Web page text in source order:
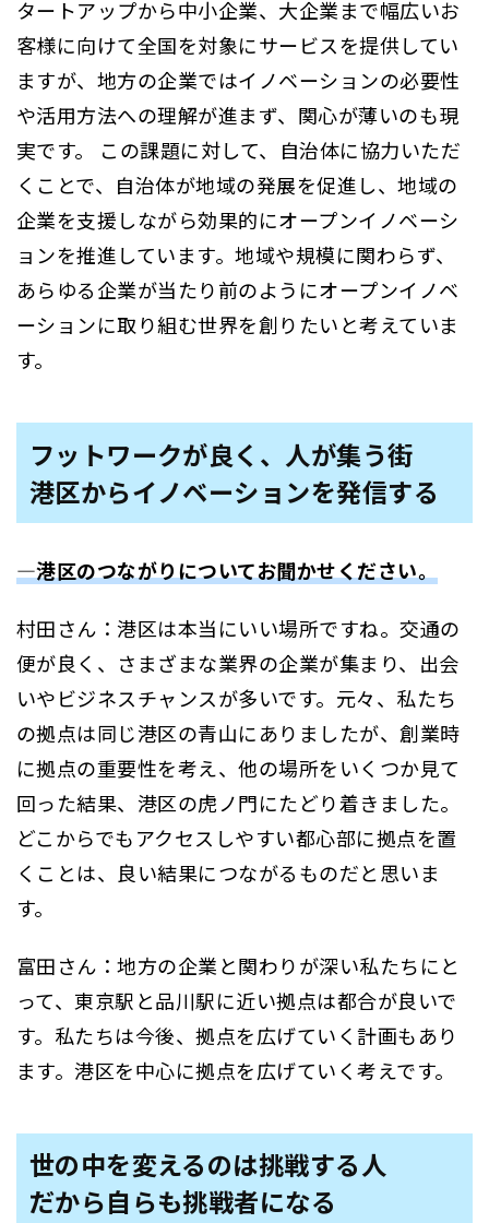
タートアップから中小企業、大企業まで幅広いお
客様に向けて全国を対象にサービスを提供してい
ますが、地方の企業ではイノベーションの必要性
や活用方法への理解が進まず、関心が薄いのも現
実です。 この課題に対して、自治体に協力いただ
くことで、自治体が地域の発展を促進し、地域の
企業を支援しながら効果的にオープンイノベーシ
ョンを推進しています。地域や規模に関わらず、
あらゆる企業が当たり前のようにオープンイノベ
ーションに取り組む世界を創りたいと考えていま
す。
フットワークが良く、人が集う街
港区からイノベーションを発信する
―港区のつながりについてお聞かせください。
村田さん：港区は本当にいい場所ですね。交通の
便が良く、さまざまな業界の企業が集まり、出会
いやビジネスチャンスが多いです。元々、私たち
の拠点は同じ港区の青山にありましたが、創業時
に拠点の重要性を考え、他の場所をいくつか見て
回った結果、港区の虎ノ門にたどり着きました。
どこからでもアクセスしやすい都心部に拠点を置
くことは、良い結果につながるものだと思いま
す。
富田さん：地方の企業と関わりが深い私たちにと
って、東京駅と品川駅に近い拠点は都合が良いで
す。私たちは今後、拠点を広げていく計画もあり
ます。港区を中心に拠点を広げていく考えです。
世の中を変えるのは挑戦する人
だから自らも挑戦者になる